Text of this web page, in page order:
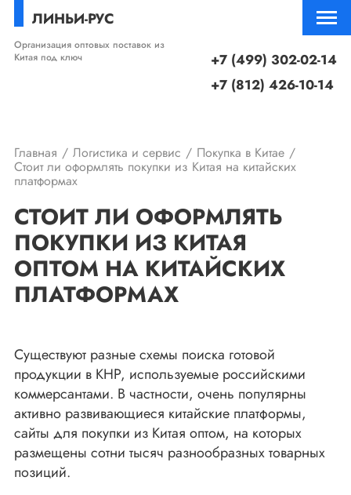
ЛИНЬИ-РУС
Организация оптовых поставок из
Китая под ключ
+7 (499) 302-02-14
+7 (812) 426-10-14
Главная Логистика и сервис Покупка в Китае
Стоит ли оформлять покупки из Китая на китайских
платформах
СТОИТ ЛИ ОФОРМЛЯТЬ
ПОКУПКИ ИЗ КИТАЯ
ОПТОМ НА КИТАЙСКИХ
ПЛАТФОРМАХ
Существуют разные схемы поиска готовой
продукции в КНР, используемые российскими
коммерсантами. В частности, очень популярны
активно развивающиеся китайские платформы,
сайты для покупки из Китая оптом, на которых
размещены сотни тысяч разнообразных товарных
позиций.